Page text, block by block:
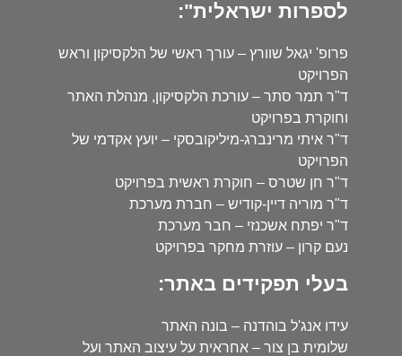
לספרות ישראלית":
פרופ' יגאל שוורץ – עורך ראשי של הלקסיקון וראש
הפרויקט
ד"ר תמר סתר – עורכת הלקסיקון, מנהלת האתר
וחוקרת בפרויקט
ד"ר איתי מרינברג-מיליקובסקי – יועץ אקדמי של
הפרויקט
ד"ר חן שטרס – חוקרת ראשית בפרויקט
ד"ר מוריה דיין-קודיש – חברת מערכת
ד"ר יפתח אשכנזי – חבר מערכת
נעם קרון – עוזרת מחקר בפרויקט
בעלי תפקידים באתר:
עידו אנג'ל בוהדנה – בונה האתר
שלומית בן צור – אחראית על עיצוב האתר ועל